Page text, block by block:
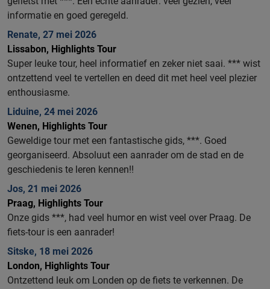
informatie en goed geregeld.
Renate, 27 mei 2026
Lissabon, Highlights Tour
Super leuke tour, heel informatief en zeker niet saai. *** wist
ontzettend veel te vertellen en deed dit met heel veel plezier
enthousiasme.
Liduine, 24 mei 2026
Wenen, Highlights Tour
Geweldige tour met een fantastische gids, ***. Goed
georganiseerd. Absoluut een aanrader om de stad en de
geschiedenis te leren kennen!!
Jos, 21 mei 2026
Praag, Highlights Tour
Onze gids ***, had veel humor en wist veel over Praag. De
fiets-tour is een aanrader!
Sitske, 18 mei 2026
London, Highlights Tour
Ontzettend leuk om Londen op de fiets te verkennen. De